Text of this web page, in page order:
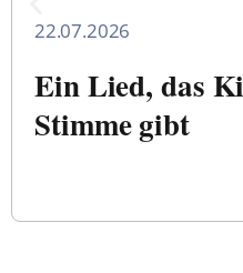
22.07.2026
Ein Lied, das
Stimme gibt